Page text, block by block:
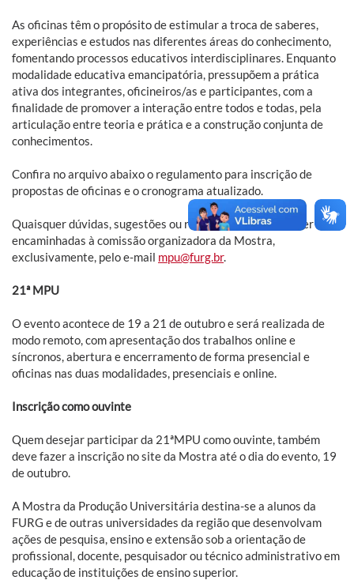
As oficinas têm o propósito de estimular a troca de saberes,
experiências e estudos nas diferentes áreas do conhecimento,
fomentando processos educativos interdisciplinares. Enquanto
modalidade educativa emancipatória, pressupõem a prática
ativa dos integrantes, oficineiros/as e participantes, com a
finalidade de promover a interação entre todos e todas, pela
articulação entre teoria e prática e a construção conjunta de
conhecimentos.
Confira no arquivo abaixo o regulamento para inscrição de
propostas de oficinas e o cronograma atualizado.
Quaisquer dúvidas, sugestões ou reclamações deverão ser
encaminhadas à comissão organizadora da Mostra,
exclusivamente, pelo e-mail mpu@furg.br.
21ª MPU
O evento acontece de 19 a 21 de outubro e será realizada de
modo remoto, com apresentação dos trabalhos online e
síncronos, abertura e encerramento de forma presencial e
oficinas nas duas modalidades, presenciais e online.
Inscrição como ouvinte
Quem desejar participar da 21ªMPU como ouvinte, também
deve fazer a inscrição no site da Mostra até o dia do evento, 19
de outubro.
A Mostra da Produção Universitária destina-se a alunos da
FURG e de outras universidades da região que desenvolvam
ações de pesquisa, ensino e extensão sob a orientação de
profissional, docente, pesquisador ou técnico administrativo em
educação de instituições de ensino superior.